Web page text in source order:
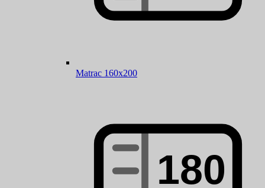
Matrac 160x200